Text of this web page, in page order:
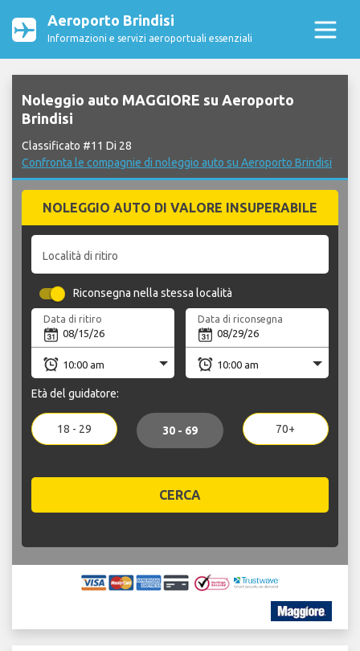
Aeroporto Brindisi
Informazioni e servizi aeroportuali essenziali
Noleggio auto MAGGIORE su Aeroporto
Brindisi
Classificato #11 Di 28
Confronta le compagnie di noleggio auto su Aeroporto Brindisi
NOLEGGIO AUTO DI VALORE INSUPERABILE
Località di ritiro
Riconsegna nella stessa località
Data di ritiro Data di riconsegna
Età del guidatore:
18 - 29 30 - 69 70+
CERCA